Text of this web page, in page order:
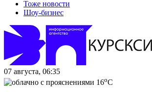
Тоже новости
Шоу-бизнес
07 августа, 06:35
16oC